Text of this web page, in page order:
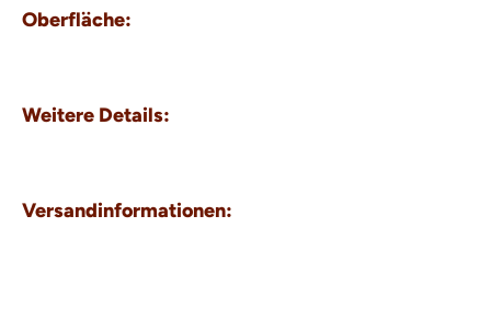
Oberfläche:
Weitere Details:
Versandinformationen: